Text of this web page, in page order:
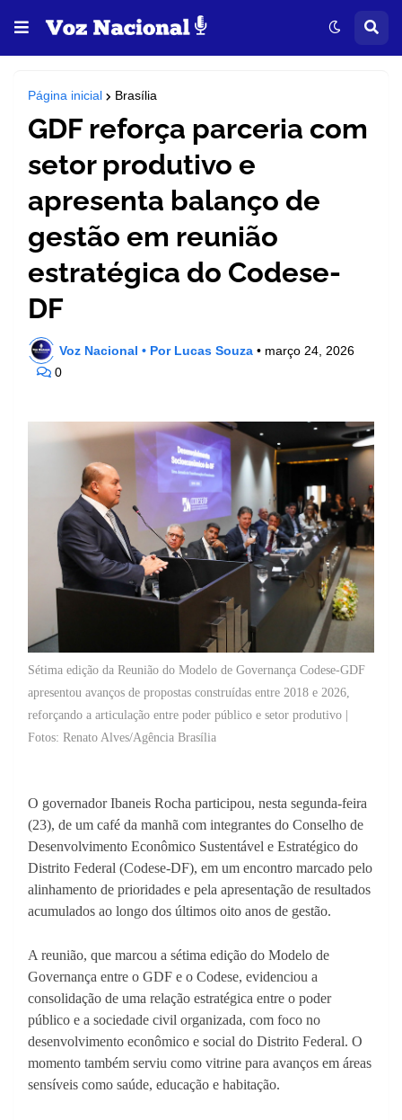
Página inicial Brasília
GDF reforça parceria com
setor produtivo e
apresenta balanço de
gestão em reunião
estratégica do Codese-
DF
Voz Nacional • Por Lucas Souza • março 24, 2026
0
Sétima edição da Reunião do Modelo de Governança Codese-GDF
apresentou avanços de propostas construídas entre 2018 e 2026,
reforçando a articulação entre poder público e setor produtivo |
Fotos: Renato Alves/Agência Brasília
O governador Ibaneis Rocha participou, nesta segunda-feira
(23), de um café da manhã com integrantes do Conselho de
Desenvolvimento Econômico Sustentável e Estratégico do
Distrito Federal (Codese-DF), em um encontro marcado pelo
alinhamento de prioridades e pela apresentação de resultados
acumulados ao longo dos últimos oito anos de gestão.
A reunião, que marcou a sétima edição do Modelo de
Governança entre o GDF e o Codese, evidenciou a
consolidação de uma relação estratégica entre o poder
público e a sociedade civil organizada, com foco no
desenvolvimento econômico e social do Distrito Federal. O
momento também serviu como vitrine para avanços em áreas
sensíveis como saúde, educação e habitação.